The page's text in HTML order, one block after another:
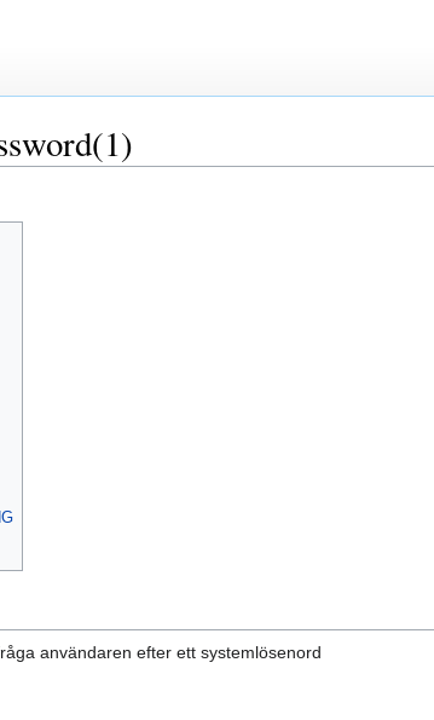
användaren efter ett systemlösenord